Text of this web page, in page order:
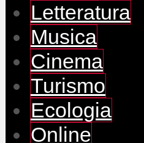
Letteratura
Musica
Cinema
Turismo
Ecologia
Online